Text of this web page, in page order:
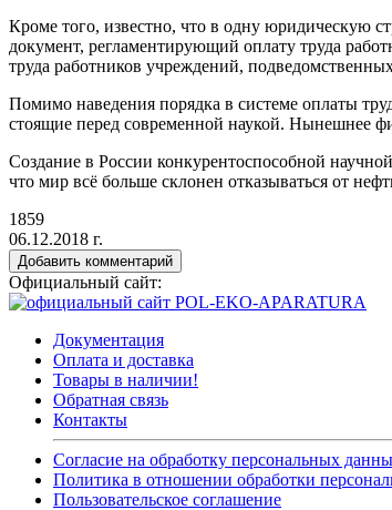
Кроме того, известно, что в одну юридическую
документ, регламентирующий оплату труда
труда работников учреждений,
Помимо наведения порядка в системе оплаты
стоящие перед современной наукой. Нынешнее
Создание в России конкурентоспособной
что мир всё больше склонен отказываться от
1859
06.12.2018 г.
Добавить комментарий
Официальный сайт:
Документация
Оплата и доставка
Товары в наличии!
Обратная связь
Контакты
Согласие на обработку персональных
Политика в отношении обработки
Пользовательское соглашение